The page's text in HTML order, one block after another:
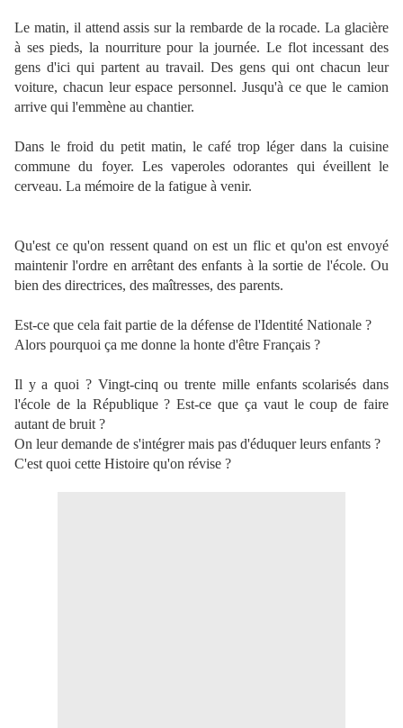
Le matin, il attend assis sur la rembarde de la rocade. La glacière
à ses pieds, la nourriture pour la journée. Le flot incessant des
gens d'ici qui partent au travail. Des gens qui ont chacun leur
voiture, chacun leur espace personnel. Jusqu'à ce que le camion
arrive qui l'emmène au chantier.
Dans le froid du petit matin, le café trop léger dans la cuisine
commune du foyer. Les vaperoles odorantes qui éveillent le
cerveau. La mémoire de la fatigue à venir.
Qu'est ce qu'on ressent quand on est un flic et qu'on est envoyé
maintenir l'ordre en arrêtant des enfants à la sortie de l'école. Ou
bien des directrices, des maîtresses, des parents.
Est-ce que cela fait partie de la défense de l'Identité Nationale ?
Alors pourquoi ça me donne la honte d'être Français ?
Il y a quoi ? Vingt-cinq ou trente mille enfants scolarisés dans
l'école de la République ? Est-ce que ça vaut le coup de faire
autant de bruit ?
On leur demande de s'intégrer mais pas d'éduquer leurs enfants ?
C'est quoi cette Histoire qu'on révise ?